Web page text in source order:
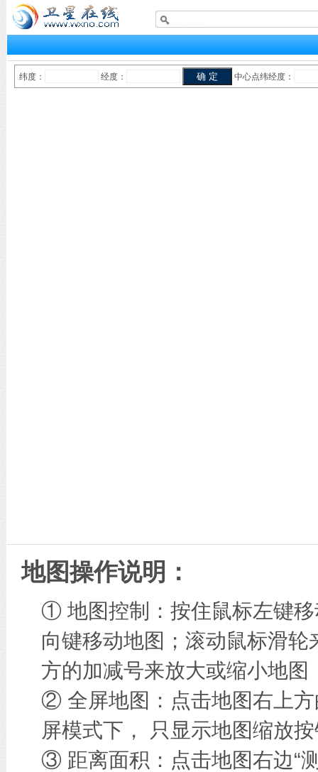
纬度： 经度： 中心点纬经度：
地图操作说明：
① 地图控制：按住鼠标左键
向键移动地图；滚动鼠标滑
方的加减号来放大或缩小地图
② 全屏地图：点击地图右上方
屏模式下， 只显示地图缩放
③ 距离面积：点击地图右边“